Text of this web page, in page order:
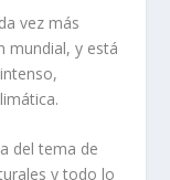
vez más
mundial, y está
del tema de
y todo lo